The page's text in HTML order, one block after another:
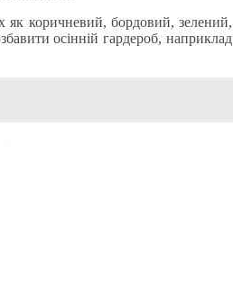
як коричневий, бордовий, зелений,
осінній гардероб, наприклад